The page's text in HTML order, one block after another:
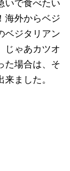
いで食べたい
海外からベジ
ベジタリアン
じゃあカツオ
た場合は、そ
ました。